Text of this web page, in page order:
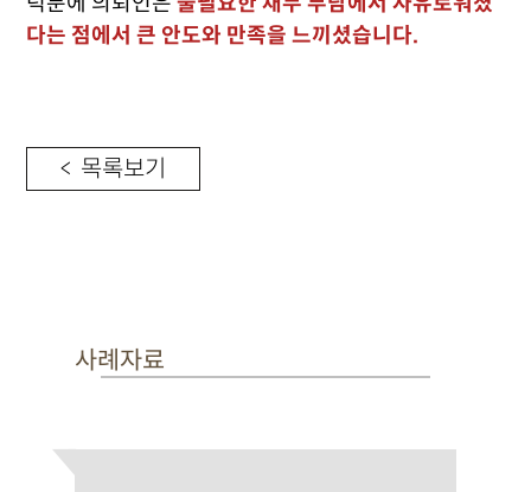
다는 점에서 큰 안도와 만족을 느끼셨습니다.
< 목록보기
사례자료